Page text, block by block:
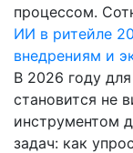
процессом.
ИИ в ритейле
внедрениям и
В 2026 году
становится не
инструментом
задач: как